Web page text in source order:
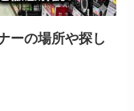
ーの場所や探し